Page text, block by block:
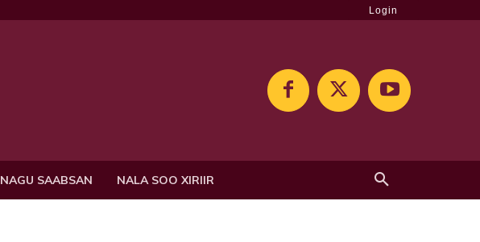
Login
NAGU SAABSAN NALA SOO XIRIIR